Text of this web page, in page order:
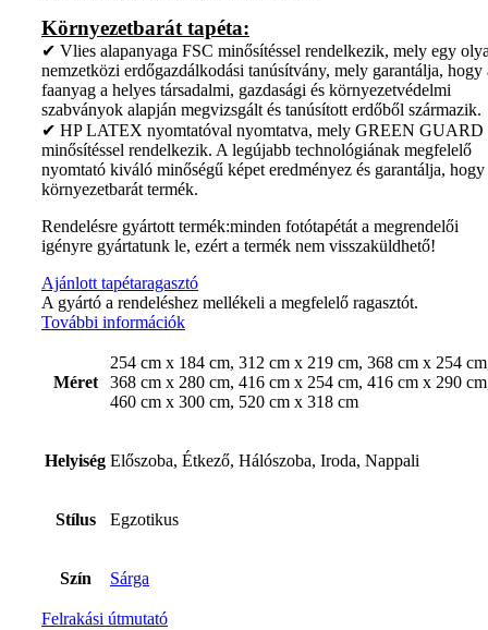
Környezetbarát tapéta:
✔ Vlies alapanyaga FSC minősítéssel rendelkezik, mely egy
nemzetközi erdőgazdálkodási tanúsítvány, mely garantálja, hogy
faanyag a helyes társadalmi, gazdasági és környezetvédelmi
szabványok alapján megvizsgált és tanúsított erdőből származik.
✔ HP LATEX nyomtatóval nyomtatva, mely GREEN GUARD
minősítéssel rendelkezik. A legújabb technológiának megfelelő
nyomtató kiváló minőségű képet eredményez és garantálja, hogy
környezetbarát termék.
Rendelésre gyártott termék:minden fotótapétát a megrendelői
igényre gyártatunk le, ezért a termék nem visszaküldhető!
Ajánlott tapétaragasztó
A gyártó a rendeléshez mellékeli a megfelelő ragasztót.
További információk
Méret
254 cm x 184 cm, 312 cm x 219 cm, 368 cm x 254
368 cm x 280 cm, 416 cm x 254 cm, 416 cm x 290
460 cm x 300 cm, 520 cm x 318 cm
Helyiség Előszoba, Étkező, Hálószoba, Iroda, Nappali
Stílus Egzotikus
Szín Sárga
Felrakási útmutató